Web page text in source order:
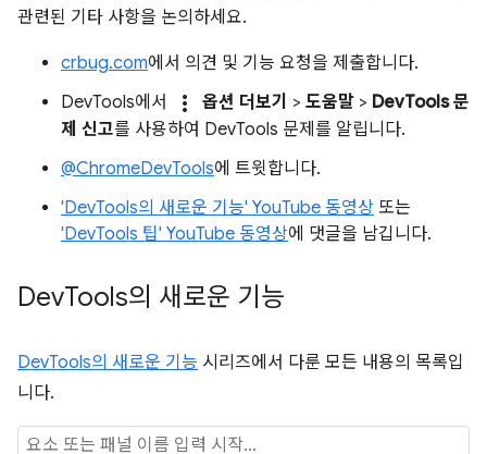
관련된 기타 사항을 논의하세요.
crbug.com에서 의견 및 기능 요청을 제출합니다.
DevTools에서
more_vert 옵션 더보기 > 도움말 > DevTools 문
제 신고를 사용하여 DevTools 문제를 알립니다.
@ChromeDevTools에 트윗합니다.
'DevTools의 새로운 기능' YouTube 동영상 또는
'DevTools 팁' YouTube 동영상에 댓글을 남깁니다.
DevTools의 새로운 기능
DevTools의 새로운 기능 시리즈에서 다룬 모든 내용의 목록입
니다.